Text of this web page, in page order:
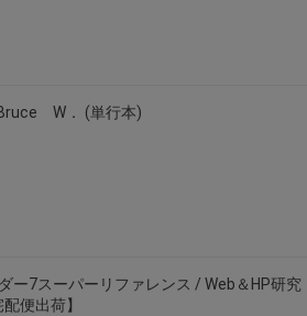
購」 「第一次付款」使用，可折抵服務費
禮券、儲值卡……等等」、48小時外付款、
不另行通知，將以官網公告為準。
W． (単行本)
ー7スーパーリファレンス / Web＆HP研究
便出荷】